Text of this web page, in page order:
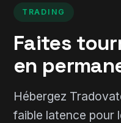
TRADING
Faites
en
Hébergez
faible latence pour